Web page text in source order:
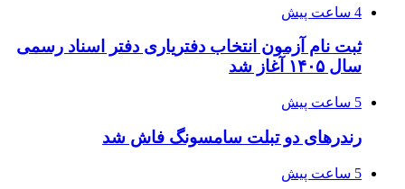
4 ساعت پیش
ثبت نام آزمون انتخاب دفتریاری دفتر اسناد رسمی
سال ۱۴۰۵ آغاز شد
5 ساعت پیش
رندرهای دو تبلت سامسونگ فاش شد
5 ساعت پیش